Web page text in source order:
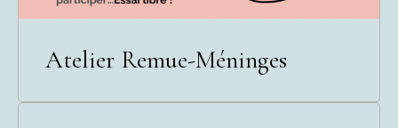
Atelier Remue-Méninges